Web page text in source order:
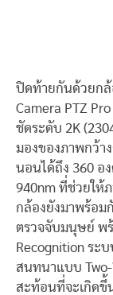
ปิดท้ายกันด้วยกล้
Camera PTZ
ชัดระดับ 2K
มองของภาพกว้า
นอนได้ถึง 360 อ
940nm ที่ช่วยให้
กล้องยังมาพร้อม
ตรวจจับมนุษย์ พ
Recognition ระ
สนทนาแบบ Two-
สะท้อนที่จะเกิดขึ้